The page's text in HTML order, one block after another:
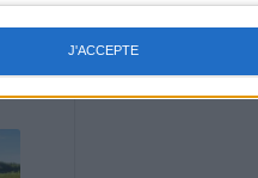
J'ACCEPTE